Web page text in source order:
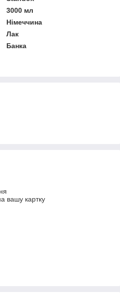
3000 мл
Німеччина
Лак
Банка
вашу картку